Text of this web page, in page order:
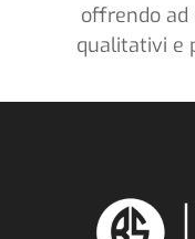
offrendo
qualitativi e